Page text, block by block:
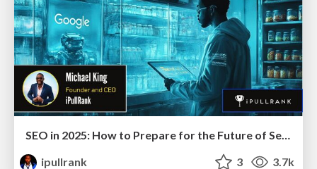
SEO in 2025: How to Prepare for the Future of Search
ipullrank
3 3.7k